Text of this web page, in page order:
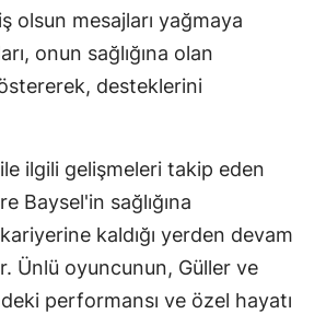
Muş
Ordu
Samsun
olsun mesajları yağmaya
onun sağlığına olan
desteklerini
ilgili gelişmeleri takip eden
Baysel'in sağlığına
kaldığı yerden devam
Ünlü oyuncunun, Güller ve
performansı ve özel hayatı